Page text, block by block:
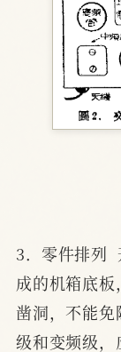
3．零件排列
成的机箱底
凿洞，不能
级和变频级